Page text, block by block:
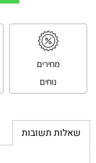
מחירים
נוחים
שאלות תשובות